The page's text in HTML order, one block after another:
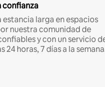
confianza
estancia larga en espacios
nuestra comunidad de
y con un servicio
24 horas, 7 días a la